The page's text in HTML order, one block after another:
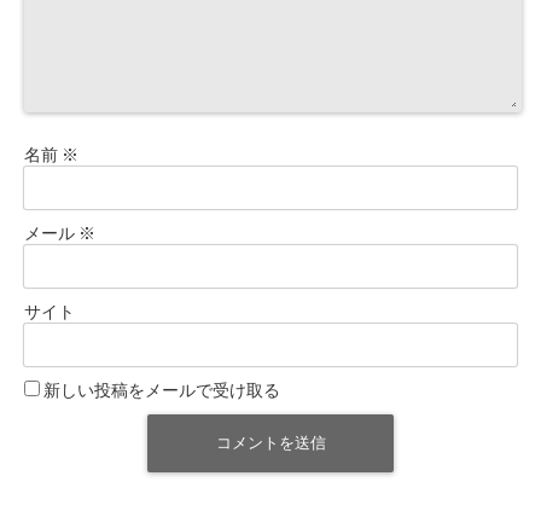
名前 ※
メール ※
サイト
新しい投稿をメールで受け取る